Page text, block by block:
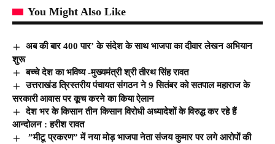
You Might Also Like
अब की बार 400 पार’ के संदेश के साथ भाजपा का दीवार लेखन अभियान
शुरू
बच्चे देश का भविष्य -मुख्यमंत्री श्री तीरथ सिंह रावत
उत्तराखंड त्रिस्तरीय पंचायत संगठन ने 9 सितंबर को सतपाल महाराज के
सरकारी आवास पर कूच करने का किया ऐलान
देश भर के किसान तीन किसान विरोधी अध्यादेशों के विरुद्ध कर रहे हैं
आन्दोलन : हरीश रावत
”मीटू प्रकरण” में नया मोड़ भाजपा नेता संजय कुमार पर लगे आरोपों की